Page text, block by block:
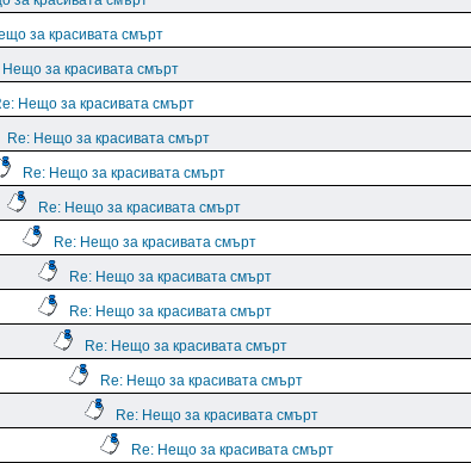
за красивата смърт
Нещо за красивата смърт
Нещо за красивата смърт
Re: Нещо за красивата смърт
Re: Нещо за красивата смърт
Re: Нещо за красивата смърт
Re: Нещо за красивата смърт
Re: Нещо за красивата смърт
Re: Нещо за красивата смърт
Re: Нещо за красивата смърт
Re: Нещо за красивата смърт
Re: Нещо за красивата смърт
Re: Нещо за красивата смърт